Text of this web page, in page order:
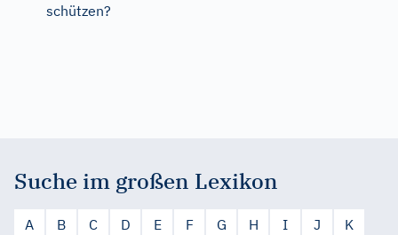
schützen?
Suche im großen Lexikon
A B C D E F G H I J
K